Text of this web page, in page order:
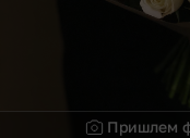
Пришлем